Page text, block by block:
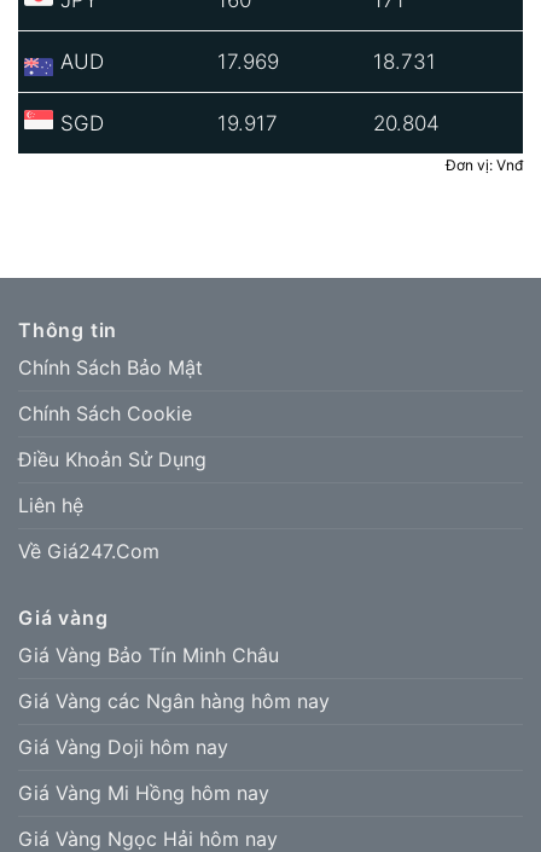
AUD 17.969 18.731
SGD 19.917 20.804
Đơn vị: Vnđ
Thông tin
Chính Sách Bảo Mật
Chính Sách Cookie
Điều Khoản Sử Dụng
Liên hệ
Về Giá247.Com
Giá vàng
Giá Vàng Bảo Tín Minh Châu
Giá Vàng các Ngân hàng hôm nay
Giá Vàng Doji hôm nay
Giá Vàng Mi Hồng hôm nay
Giá Vàng Ngọc Hải hôm nay